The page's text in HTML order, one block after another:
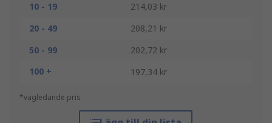
10 - 19
214,03 kr
20 - 49
208,21 kr
50 - 99
202,72 kr
100 +
197,34 kr
*vägledande pris